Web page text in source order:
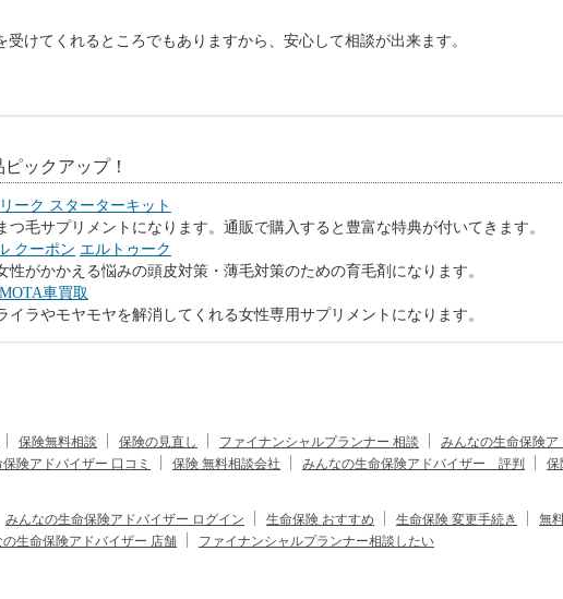
受けてくれるところでもありますから、安心して相談が出来ます。
ピックアップ！
ーク スターターキット
つ毛サプリメントになります。通販で購入すると豊富な特典が付いてきます。
クーポン エルトゥーク
性がかかえる悩みの頭皮対策・薄毛対策のための育毛剤になります。
MOTA車買取
イラやモヤモヤを解消してくれる女性専用サプリメントになります。
保険無料相談 保険の見直し ファイナンシャルプランナー 相談
みんなの生命保険ア
険アドバイザー 口コミ 保険 無料相談会社 みんなの生命保険アドバイザー 評判 保
みんなの生命保険アドバイザー ログイン 生命保険 おすすめ 生命保険 変更手続き
無
の生命保険アドバイザー 店舗 ファイナンシャルプランナー相談したい